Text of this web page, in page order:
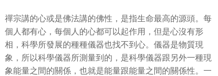
禪宗講的心或是佛法講的佛性，是指生命最高的源頭。每
個人都有心，每個人的心都可以起作用，但是心沒有形
相，科學所發展的種種儀器也找不到心。儀器是物質現
象，所以科學儀器所測量到的，是科學儀器跟另外一種現
象能量之間的關係，也就是能量跟能量之間的關係性。一